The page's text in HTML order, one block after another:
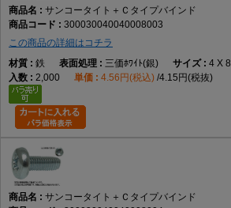
サンコータイト＋Ｃタイプバインド
300030040040008003
この商品の詳細はコチラ
鉄
三価ﾎﾜｲﾄ(銀) 4 X 8
2,000
4.56円(税込) 4.15円(税抜)
サンコータイト＋Ｃタイプバインド